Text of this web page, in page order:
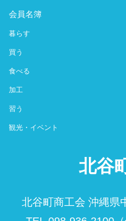
会員名簿
暮らす
買う
食べる
加工
習う
観光・イベント
北谷
北谷町商工会 沖縄県